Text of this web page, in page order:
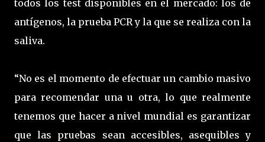
todos los test disponibles en el mercado: los de
antígenos, la prueba PCR y la que se realiza con la
saliva.
“No es el momento de efectuar un cambio masivo
para recomendar una u otra, lo que realmente
tenemos que hacer a nivel mundial es garantizar
que las pruebas sean accesibles, asequibles y